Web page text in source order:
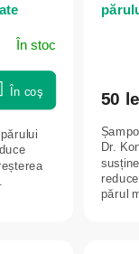
În stoc
În coş 50
Dr.
părul